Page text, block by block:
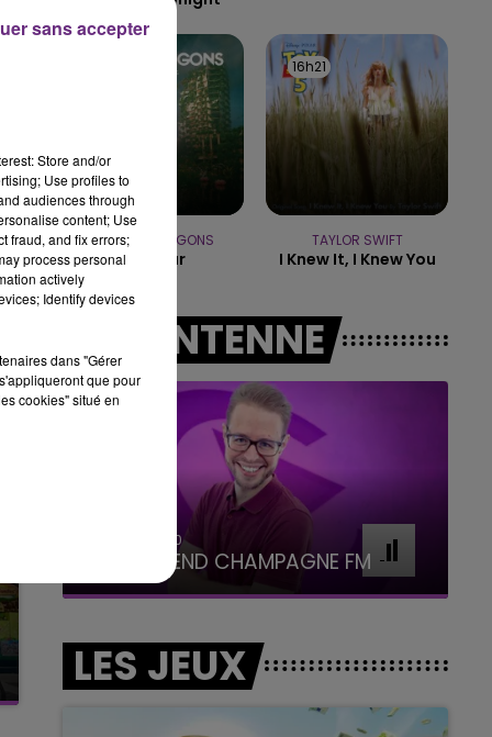
7h00 - 12h00
LE WEEK-END CHAMPAGNE FM
IMAGINE DRAGONS
Bad Liar
16h21
16h21
TAYLOR SWIFT
I Knew It, I Knew You
A L'ANTENNE
16h00 - 20h00
LE WEEK-END CHAMPAGNE FM
LES JEUX
Store and/or
Use profiles to
audiences through
content; Use
fraud, and fix errors;
process personal
actively
Identify devices
dans "Gérer
que pour
cookies" situé en
sans accepter